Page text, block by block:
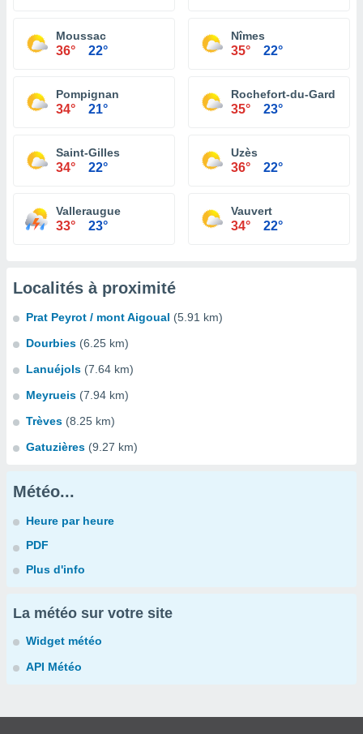
Moussac
36° 22°
Nîmes
35° 22°
Pompignan
34° 21°
Rochefort-du-Gard
35° 23°
Saint-Gilles
34° 22°
Uzès
36° 22°
Valleraugue
33° 23°
Vauvert
34° 22°
Localités à proximité
Prat Peyrot / mont Aigoual (5.91 km)
Dourbies (6.25 km)
Lanuéjols (7.64 km)
Meyrueis (7.94 km)
Trèves (8.25 km)
Gatuzières (9.27 km)
Météo...
Heure par heure
PDF
Plus d'info
La météo sur votre site
Widget météo
API Météo